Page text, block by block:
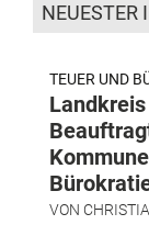
NEUESTER
TEUER UND
VON